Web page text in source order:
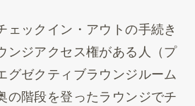
ェックイン・アウトの手続き
ンジアクセス権がある人（プ
グゼクティブラウンジルーム
の階段を登ったラウンジでチ